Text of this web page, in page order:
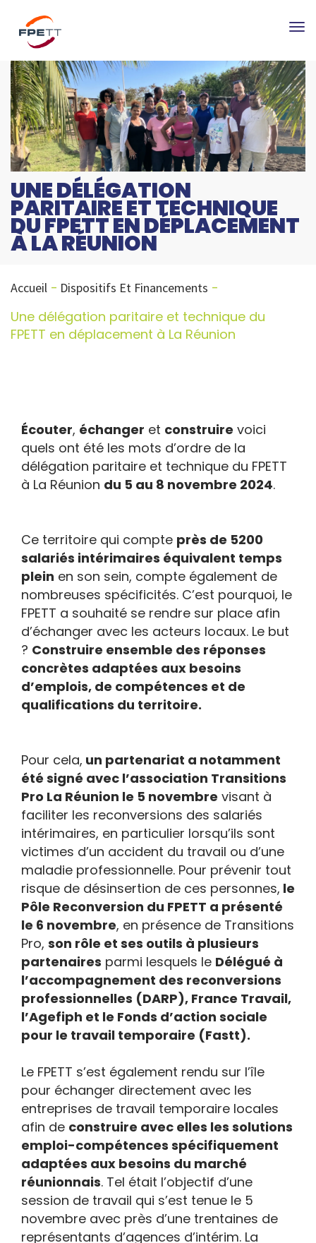
UNE DÉLÉGATION
PARITAIRE ET TECHNIQUE
DU FPETT EN DÉPLACEMENT
À LA RÉUNION
Accueil Dispositifs Et Financements
Une délégation paritaire et technique du
FPETT en déplacement à La Réunion
Écouter, échanger et construire voici
quels ont été les mots d’ordre de la
délégation paritaire et technique du FPETT
à La Réunion du 5 au 8 novembre 2024.
Ce territoire qui compte près de 5200
salariés intérimaires équivalent temps
plein en son sein, compte également de
nombreuses spécificités. C’est pourquoi, le
FPETT a souhaité se rendre sur place afin
d’échanger avec les acteurs locaux. Le but
? Construire ensemble des réponses
concrètes adaptées aux besoins
d’emplois, de compétences et de
qualifications du territoire.
Pour cela, un partenariat a notamment
été signé avec l’association Transitions
Pro La Réunion le 5 novembre visant à
faciliter les reconversions des salariés
intérimaires, en particulier lorsqu’ils sont
victimes d’un accident du travail ou d’une
maladie professionnelle. Pour prévenir tout
risque de désinsertion de ces personnes, le
Pôle Reconversion du FPETT a présenté
le 6 novembre, en présence de Transitions
Pro, son rôle et ses outils à plusieurs
partenaires parmi lesquels le Délégué à
l’accompagnement des reconversions
professionnelles (DARP), France Travail,
l’Agefiph et le Fonds d’action sociale
pour le travail temporaire (Fastt).
Le FPETT s’est également rendu sur l’île
pour échanger directement avec les
entreprises de travail temporaire locales
afin de construire avec elles les solutions
emploi-compétences spécifiquement
adaptées aux besoins du marché
réunionnais. Tel était l’objectif d’une
session de travail qui s’est tenue le 5
novembre avec près d’une trentaines de
représentants d’agences d’intérim. La